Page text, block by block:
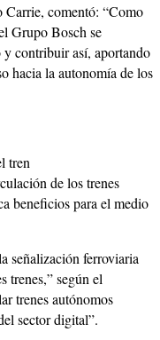
comentó: “Como
Grupo Bosch se
y contribuir así, aportando
hacia la autonomía de los
tren
de los trenes
beneficios para el medio
señalización ferroviaria
trenes,” según el
trenes autónomos
sector digital”.